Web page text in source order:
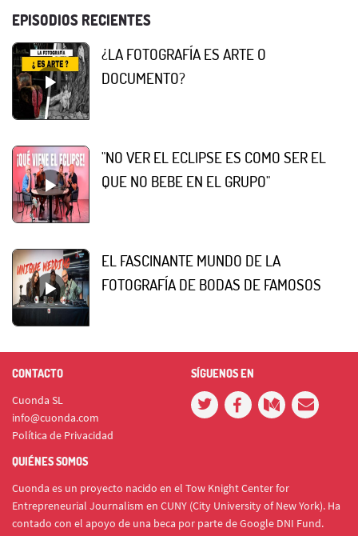
EPISODIOS RECIENTES
¿LA FOTOGRAFÍA ES ARTE O
DOCUMENTO?
"NO VER EL ECLIPSE ES COMO SER EL
QUE NO BEBE EN EL GRUPO"
EL FASCINANTE MUNDO DE LA
FOTOGRAFÍA DE BODAS DE FAMOSOS
CONTACTO
Cuonda SL
info@cuonda.com
Política de Privacidad
SÍGUENOS EN
QUIÉNES SOMOS
Cuonda es un proyecto nacido en el Tow Knight Center for
Entrepreneurial Journalism en CUNY (City University of New York). Ha
contado con el apoyo de una beca por parte de Google DNI Fund.